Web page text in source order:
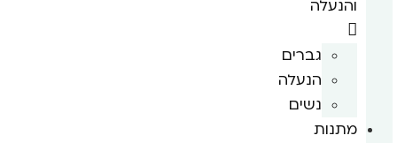
והנעלה
גברים
הנעלה
נשים
מתנות